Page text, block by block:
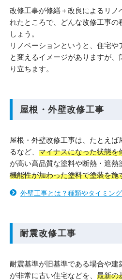
改修工事が修繕＋改良によるリノ
れたところで、どんな改修工事の
しょう。
リノベーションというと、住宅
と変えるイメージがありますが
り立ちます。
屋根・外壁改修工事
屋根・外壁改修工事は、たとえば
るなど、 マイナスになった状態を
が高い高品質な塗料や断熱・遮熱
機能性が加わった塗料で塗装を施
外壁工事とは？種類やタイミン
耐震改修工事
耐震基準が旧基準である場合や建
が非常に古い住宅などを、 最新の